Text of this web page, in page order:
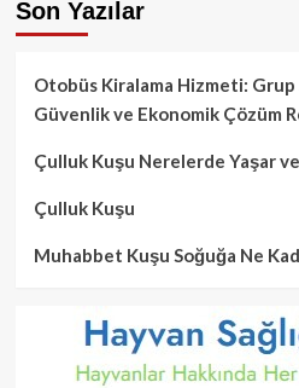
Son Yazılar
Otobüs Kiralama Hizmeti:
Güvenlik ve Ekonomik Çözüm
Çulluk Kuşu Nerelerde Yaşar
Çulluk Kuşu
Muhabbet Kuşu Soğuğa Ne